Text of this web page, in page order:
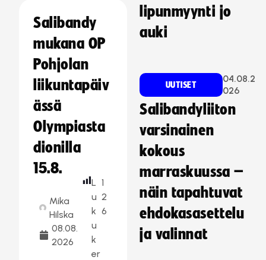
Salibandy
mukana OP
Pohjolan
liikuntapäiv
ässä
Olympiasta
dionilla
15.8.
Mika
Hilska
08.08.
2026
L
u
k
u
k
er
1
2
6
lipunmyynti jo
auki
UUTISET
04.08.2
026
Salibandyliiton
varsinainen
kokous
marraskuussa –
näin tapahtuvat
ehdokasasettelu
ja valinnat